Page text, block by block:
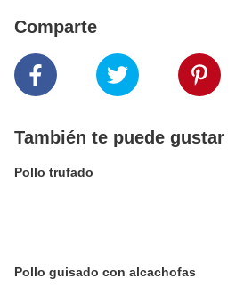
Comparte
También te puede gustar
Pollo trufado
Pollo guisado con alcachofas